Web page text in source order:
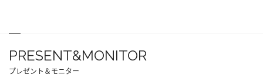
PRESENT&MONITOR
プレゼント＆モニター